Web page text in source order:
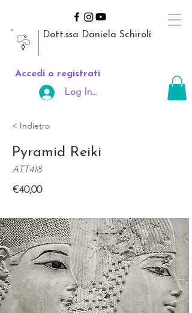
Dott.ssa Daniela Schiroli
Accedi o registrati
Log In Area Riservata
< Indietro
Pyramid Reiki
ATT418
€40,00